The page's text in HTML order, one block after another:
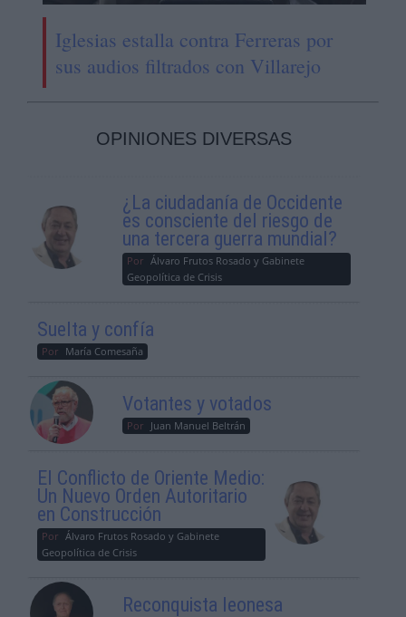
Iglesias estalla contra Ferreras por
sus audios filtrados con Villarejo
OPINIONES DIVERSAS
¿La ciudadanía de Occidente
es consciente del riesgo de
una tercera guerra mundial?
Por Álvaro Frutos Rosado y Gabinete
Geopolítica de Crisis
Suelta y confía
Por María Comesaña
Votantes y votados
Por Juan Manuel Beltrán
El Conflicto de Oriente Medio:
Un Nuevo Orden Autoritario
en Construcción
Por Álvaro Frutos Rosado y Gabinete
Geopolítica de Crisis
Reconquista leonesa